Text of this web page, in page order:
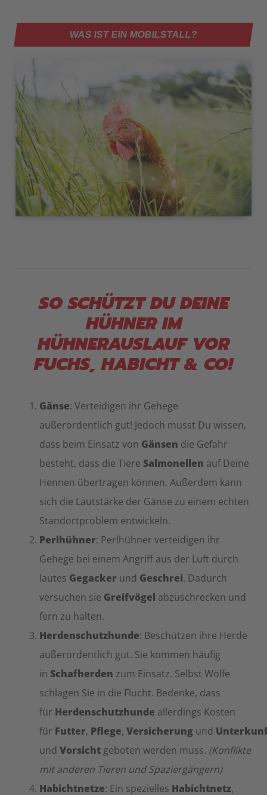
WAS IST EIN MOBILSTALL?
SO SCHÜTZT DU DEINE
HÜHNER IM
HÜHNERAUSLAUF VOR
FUCHS, HABICHT & CO!
Gänse: Verteidigen ihr Gehege
außerordentlich gut! Jedoch musst Du wissen,
dass beim Einsatz von Gänsen die Gefahr
besteht, dass die Tiere Salmonellen auf Deine
Hennen übertragen können. Außerdem kann
sich die Lautstärke der Gänse zu einem echten
Standortproblem entwickeln.
Perlhühner: Perlhühner verteidigen ihr
Gehege bei einem Angriff aus der Luft durch
lautes Gegacker und Geschrei. Dadurch
versuchen sie Greifvögel abzuschrecken und
fern zu halten.
Herdenschutzhunde: Beschützen ihre Herde
außerordentlich gut. Sie kommen häufig
in Schafherden zum Einsatz. Selbst Wölfe
schlagen Sie in die Flucht. Bedenke, dass
für Herdenschutzhunde allerdings Kosten
für Futter, Pflege, Versicherung und
und Vorsicht geboten werden muss. (Konflikte
mit anderen Tieren und Spaziergängern)
Habichtnetze: Ein spezielles Habichtnetz,